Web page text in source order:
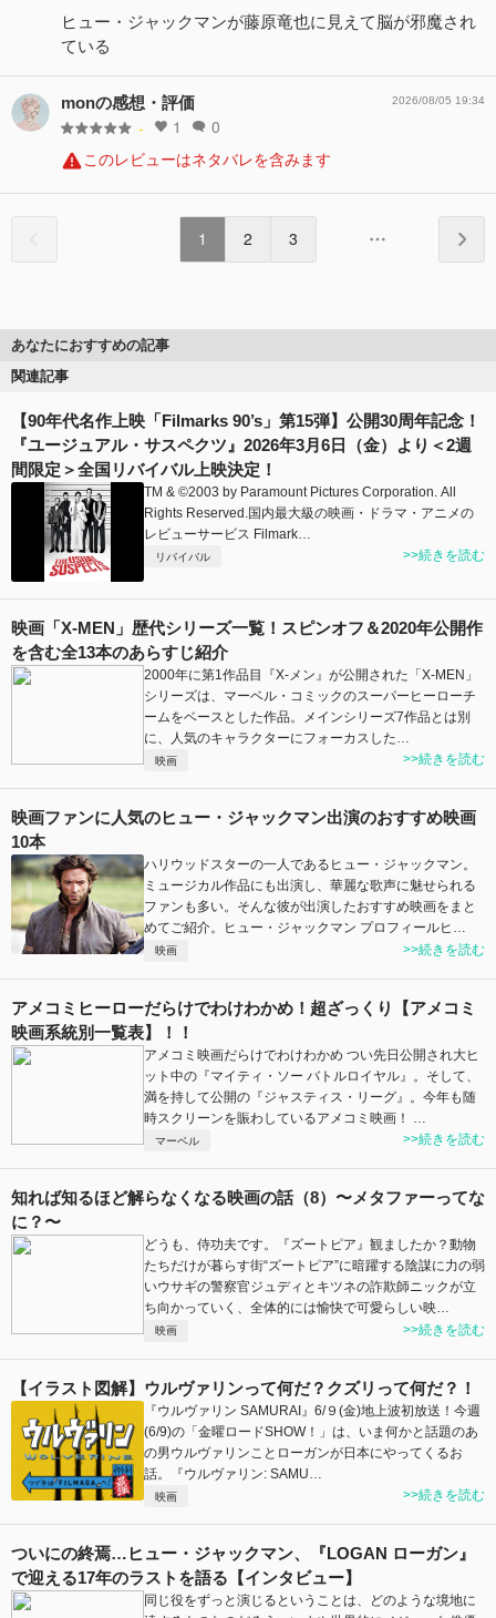
ヒュー・ジャックマンが藤原竜也に見えて脳が邪魔され
ている
monの感想・評価
- 1 0
2026/08/05 19:34
このレビューはネタバレを含みます
1 2 3
あなたにおすすめの記事
関連記事
【90年代名作上映「Filmarks 90’s」第15弾】公開30周年記念！
『ユージュアル・サスペクツ』2026年3月6日（金）より＜2週
間限定＞全国リバイバル上映決定！
TM & ©2003 by Paramount Pictures Corporation. All
Rights Reserved.国内最大級の映画・ドラマ・アニメの
レビューサービス Filmark…
リバイバル >>続きを読む
映画「X-MEN」歴代シリーズ一覧！スピンオフ＆2020年公開作
を含む全13本のあらすじ紹介
2000年に第1作品目『X-メン』が公開された「X-MEN」
シリーズは、マーベル・コミックのスーパーヒーローチ
ームをベースとした作品。メインシリーズ7作品とは別
に、人気のキャラクターにフォーカスした…
映画 >>続きを読む
映画ファンに人気のヒュー・ジャックマン出演のおすすめ映画
10本
ハリウッドスターの一人であるヒュー・ジャックマン。
ミュージカル作品にも出演し、華麗な歌声に魅せられる
ファンも多い。そんな彼が出演したおすすめ映画をまと
めてご紹介。ヒュー・ジャックマン プロフィールヒ…
映画 >>続きを読む
アメコミヒーローだらけでわけわかめ！超ざっくり【アメコミ
映画系統別一覧表】！！
アメコミ映画だらけでわけわかめ つい先日公開され大ヒ
ット中の『マイティ・ソー バトルロイヤル』。そして、
満を持して公開の『ジャスティス・リーグ』。今年も随
マーベル >>続きを読む
知れば知るほど解らなくなる映画の話（8）〜メタファーってな
に？〜
どうも、侍功夫です。『ズートピア』観ましたか？動物
たちだけが暮らす街“ズートピア”に暗躍する陰謀に力の弱
いウサギの警察官ジュディとキツネの詐欺師ニックが立
ち向かっていく、全体的には愉快で可愛らしい映…
映画 >>続きを読む
【イラスト図解】ウルヴァリンって何だ？クズリって何だ？！
『ウルヴァリン SAMURAI』6/９(金)地上波初放送！今週
(6/9)の「金曜ロードSHOW！」は、いま何かと話題のあ
の男ウルヴァリンことローガンが日本にやってくるお
話。『ウルヴァリン: SAMU…
映画 >>続きを読む
ついにの終焉…ヒュー・ジャックマン、『LOGAN ローガン』
で迎える17年のラストを語る【インタビュー】
同じ役をずっと演じるということは、どのような境地に